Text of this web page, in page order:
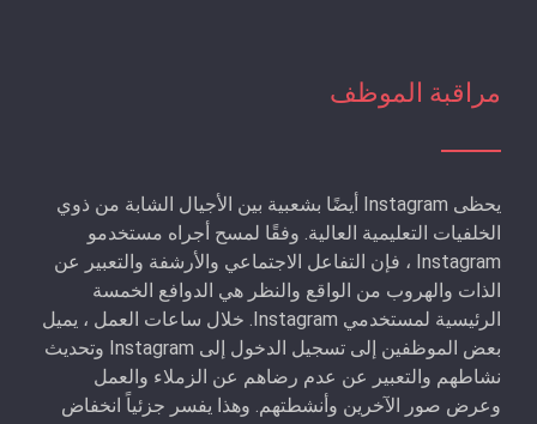
مراقبة الموظف
يحظى Instagram أيضًا بشعبية بين الأجيال الشابة من ذوي
الخلفيات التعليمية العالية. وفقًا لمسح أجراه مستخدمو
Instagram ، فإن التفاعل الاجتماعي والأرشفة والتعبير عن
الذات والهروب من الواقع والنظر هي الدوافع الخمسة
الرئيسية لمستخدمي Instagram. خلال ساعات العمل ، يميل
بعض الموظفين إلى تسجيل الدخول إلى Instagram وتحديث
نشاطهم والتعبير عن عدم رضاهم عن الزملاء والعمل
وعرض صور الآخرين وأنشطتهم. وهذا يفسر جزئياً انخفاض